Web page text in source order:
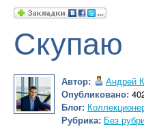
Скупаю
Автор:
Андрей
Опубликовано:
Блог:
Рубрика: Без